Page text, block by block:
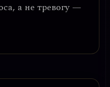
а не тревогу —